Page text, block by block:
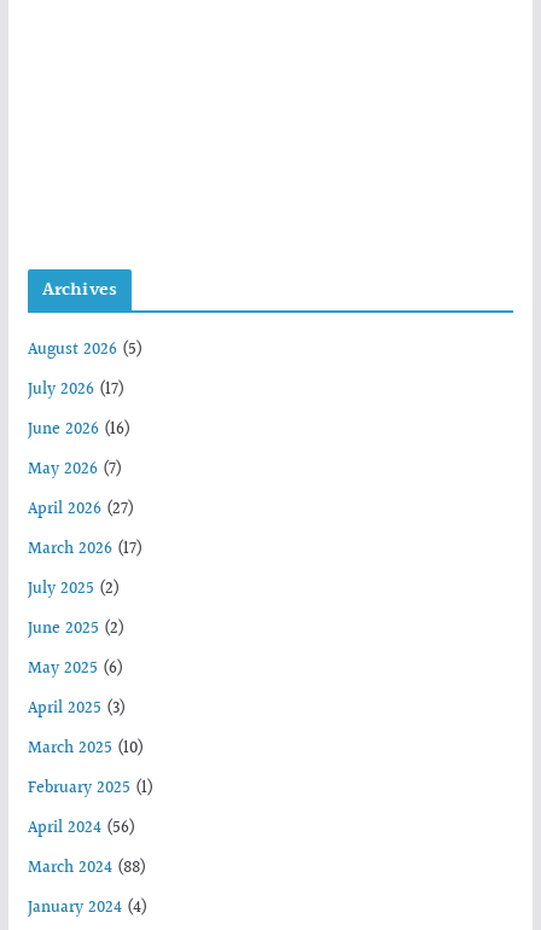
Archives
August 2026(5)
July 2026(17)
June 2026(16)
May 2026(7)
April 2026(27)
March 2026(17)
July 2025 (2)
June 2025 (2)
May 2025 (6)
April 2025 (3)
March 2025 (10)
February 2025 (1)
April 2024(56)
March 2024(88)
January 2024(4)